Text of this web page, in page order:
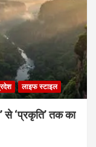
लाइफ स्टाइल
से ‘प्रकृति’ तक का